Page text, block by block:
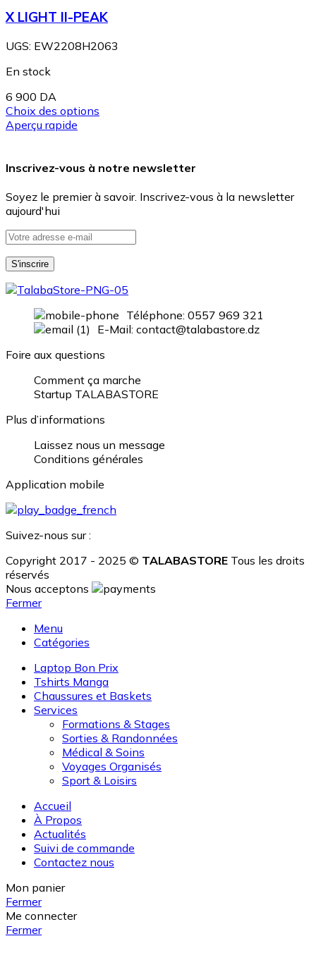
X LIGHT II-PEAK
UGS: EW2208H2063
En stock
6 900 DA
Choix des options
Aperçu rapide
Inscrivez-vous à notre newsletter
Soyez le premier à savoir. Inscrivez-vous à la newsletter
aujourd'hui
Téléphone: 0557 969 321
E-Mail: contact@talabastore.dz
Foire aux questions
Comment ça marche
Startup TALABASTORE
Plus d’informations
Laissez nous un message
Conditions générales
Application mobile
Suivez-nous sur :
Copyright 2017 - 2025 © TALABASTORE Tous les droits
réservés
Nous acceptons
Fermer
Menu
Catégories
Laptop Bon Prix
Tshirts Manga
Chaussures et Baskets
Services
Formations & Stages
Sorties & Randonnées
Médical & Soins
Voyages Organisés
Sport & Loisirs
Accueil
À Propos
Actualités
Suivi de commande
Contactez nous
Mon panier
Fermer
Me connecter
Fermer